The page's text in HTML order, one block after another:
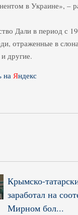
в Украине», –
Дали в период с
отраженные в
другие.
на Яндекс
Крымско-
заработал на
Мирном бол...